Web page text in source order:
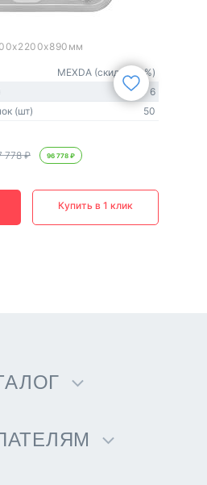
MEXDA (скидка 20%)
6
(шт)
50
778 ₽ 96 778 ₽
Купить в 1 клик